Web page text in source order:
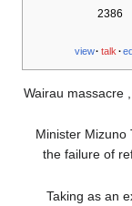
2386
view talk
- Wairau
- Minister
the failure of
- Taking as an